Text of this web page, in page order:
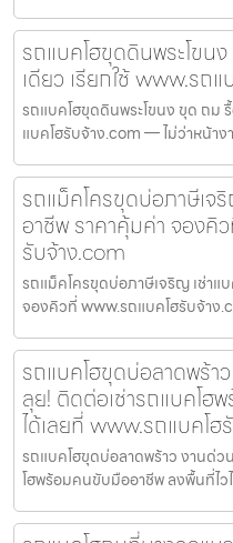
รถแบคโฮขุดดินพระโขน
เดียว เรียกใช้ www.รถ
รถแบคโฮขุดดินพระโขนง ขุด ถม
แบคโฮรับจ้าง.com — ไม่ว่าหน้า
รถแม็คโครขุดบ่อภาษีเจ
อาชีพ ราคาคุ้มค่า จองคิ
รับจ้าง.com
รถแม็คโครขุดบ่อภาษีเจริญ เช่า
จองคิวที่ www.รถแบคโฮรับจ้าง
รถแบคโฮขุดบ่อลาดพร้า
ลุย! ติดต่อเช่ารถแบคโฮ
ได้เลยที่ www.รถแบคโฮ
รถแบคโฮขุดบ่อลาดพร้าว งานด่ว
โฮพร้อมคนขับมืออาชีพ ลงพื้นที่ไว